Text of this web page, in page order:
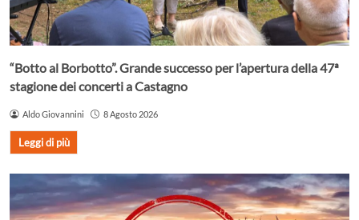
“Botto al Borbotto”. Grande successo per l’apertura della 47ª
stagione dei concerti a Castagno
Aldo Giovannini 8 Agosto 2026
Leggi di più